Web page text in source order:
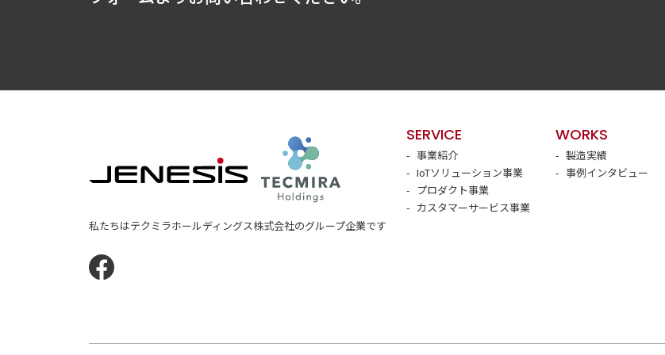
JENESIS株式会社
テクミラホールディングス株式会社
私たちはテクミラホールディングス株式会社のグループ企業です
SERVICE
事業紹介
IoTソリューション事業
プロダクト事業
カスタマーサービス事業
WORKS
製造実績
事例インタビュー